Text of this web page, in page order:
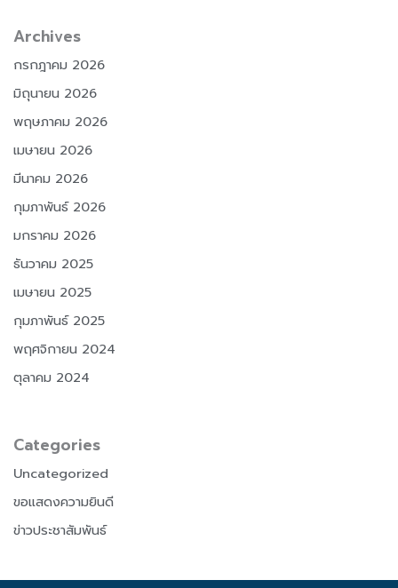
Archives
กรกฎาคม 2026
มิถุนายน 2026
พฤษภาคม 2026
เมษายน 2026
มีนาคม 2026
กุมภาพันธ์ 2026
มกราคม 2026
ธันวาคม 2025
เมษายน 2025
กุมภาพันธ์ 2025
พฤศจิกายน 2024
ตุลาคม 2024
Categories
Uncategorized
ขอแสดงความยินดี
ข่าวประชาสัมพันธ์